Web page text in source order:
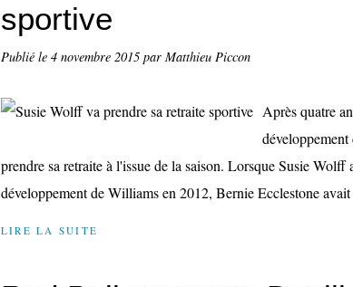
sportive
Publié le 4 novembre 2015 par Matthieu Piccon
Après quatre
prendre sa retraite à l'issue de la saison. Lorsque Susie Wolff
développement de Williams en 2012, Bernie Ecclestone avait
LIRE LA SUITE